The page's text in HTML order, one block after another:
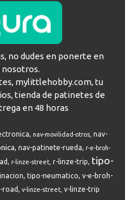
no dudes en ponerte en
mylittlehobby.com, tu
tienda de patinetes de
en 48 horas
nav-movilidad-otros nav-
nav-patinete-rueda
r-e-broh-
r-linze-street r-linze-trip
tipo-
tipo-neumatico v-e-broh-
road v-linze-street v-linze-trip